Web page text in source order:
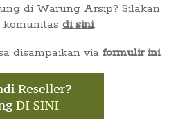
di Warung Arsip? Silakan
di sini.
disampaikan via formulir ini.